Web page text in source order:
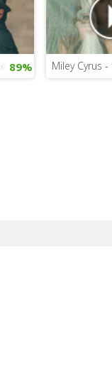
Way You Are
89% Miley Cyrus -